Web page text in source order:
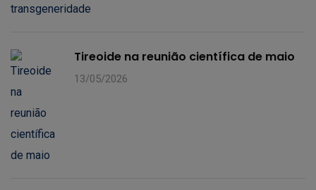
Tireoide na reunião científica de maio
13/05/2026